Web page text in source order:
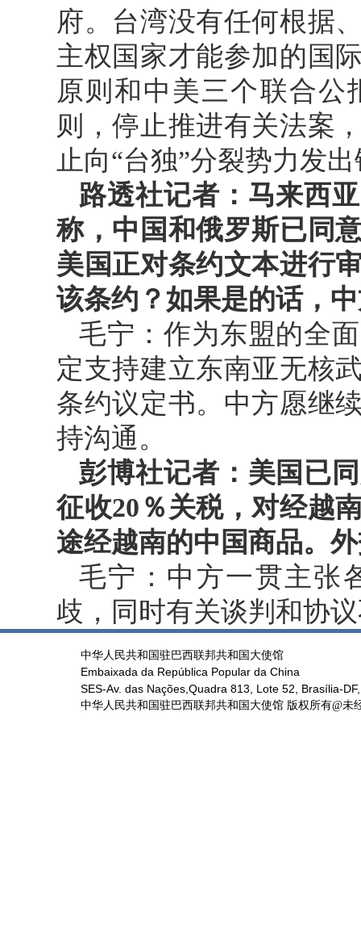
府。台湾没有任何根据
主权国家才能参加的国
原则和中美三个联合公
则，停止推进有关法案
止向“台独”分裂势力发
路透社记者：马来西
称，中国和俄罗斯已同
美国正对条约文本进行
该条约？如果是的话，
毛宁：作为东盟的全
定支持建立东南亚无核
条约议定书。中方愿继
持沟通。
彭博社记者：美国已
征收20％关税，对经越
途经越南的中国商品。
毛宁：中方一贯主张
歧，同时有关谈判和协
中华人民共和国驻巴西联邦共和国大使馆
Embaixada da República Popular da China
SES-Av. das Nações,Quadra 813, Lote 52, Brasília-
中华人民共和国驻巴西联邦共和国大使馆 版权所有@未